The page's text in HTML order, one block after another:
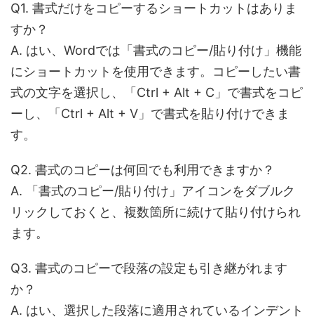
Q1. 書式だけをコピーするショートカットはありま
すか？
A. はい、Wordでは「書式のコピー/貼り付け」機能
にショートカットを使用できます。コピーしたい書
式の文字を選択し、「Ctrl + Alt + C」で書式をコピ
ーし、「Ctrl + Alt + V」で書式を貼り付けできま
す。
Q2. 書式のコピーは何回でも利用できますか？
A. 「書式のコピー/貼り付け」アイコンをダブルク
リックしておくと、複数箇所に続けて貼り付けられ
ます。
Q3. 書式のコピーで段落の設定も引き継がれます
か？
A. はい、選択した段落に適用されているインデント